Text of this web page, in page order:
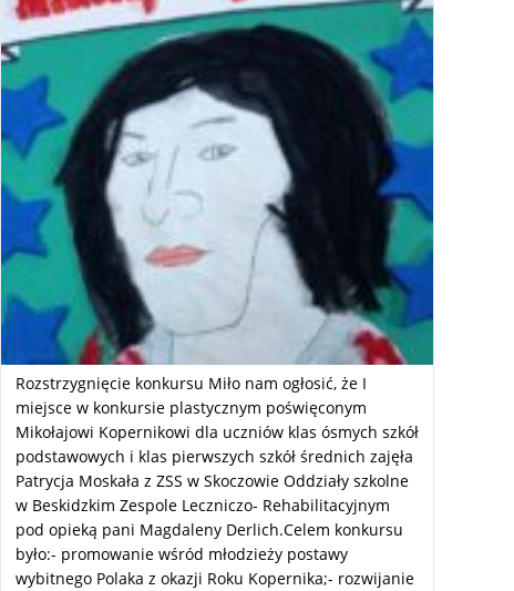
Rozstrzygnięcie konkursu Miło nam ogłosić, że I
miejsce w konkursie plastycznym poświęconym
Mikołajowi Kopernikowi dla uczniów klas ósmych szkół
podstawowych i klas pierwszych szkół średnich zajęła
Patrycja Moskała z ZSS w Skoczowie Oddziały szkolne
w Beskidzkim Zespole Leczniczo- Rehabilitacyjnym
pod opieką pani Magdaleny Derlich.Celem konkursu
było:- promowanie wśród młodzieży postawy
wybitnego Polaka z okazji Roku Kopernika;- rozwijanie